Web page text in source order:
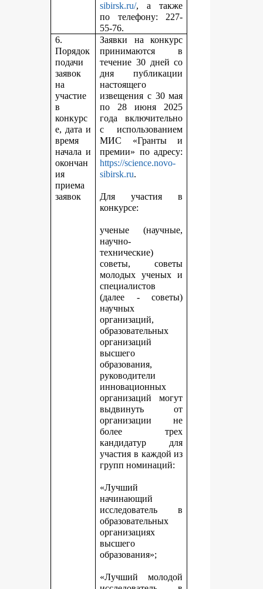
sibirsk.ru/, а также
по телефону: 227-
55-76.
6.
Порядок
подачи
заявок
на
участие
в
конкурс
е, дата и
время
начала и
окончан
ия
приема
заявок
Заявки на конкурс
принимаются в
течение 30 дней со
дня публикации
настоящего
извещения с 30 мая
по 28 июня 2025
года включительно
с использованием
МИС «Гранты и
премии» по адресу:
https://science.novo-
sibirsk.ru.
Для участия в
конкурсе:
ученые (научные,
научно-
технические)
советы, советы
молодых ученых и
специалистов
(далее - советы)
научных
организаций,
образовательных
организаций
высшего
образования,
руководители
инновационных
организаций могут
выдвинуть от
организации не
более трех
кандидатур для
участия в каждой из
групп номинаций:
«Лучший
начинающий
исследователь в
образовательных
организациях
высшего
образования»;
«Лучший молодой